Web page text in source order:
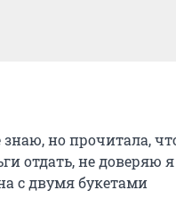
но прочитала,
отдать, не доверяю
с двумя букетами